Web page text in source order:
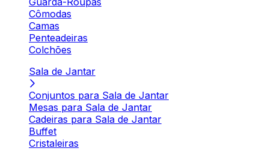
Cômodas
Camas
Penteadeiras
Colchões
Sala de Jantar
Conjuntos para Sala de Jantar
Mesas para Sala de Jantar
Cadeiras para Sala de Jantar
Buffet
Cristaleiras